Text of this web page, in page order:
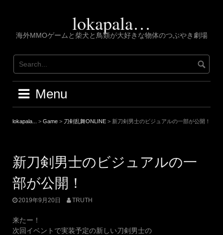
lokapala…
海外MMOゲームと柴犬と鳥類が大好きな物体のつぶやき劇場
Menu
lokapala... > Game > 刀剣乱舞ONLINE > 新刀剣男士のビジュアルの一部が公開！
新刀剣男士のビジュアルの一
部が公開！
2019年9月20日 TRUTH
来たー！
次回イベントで実装予定の新しい刀剣男士の